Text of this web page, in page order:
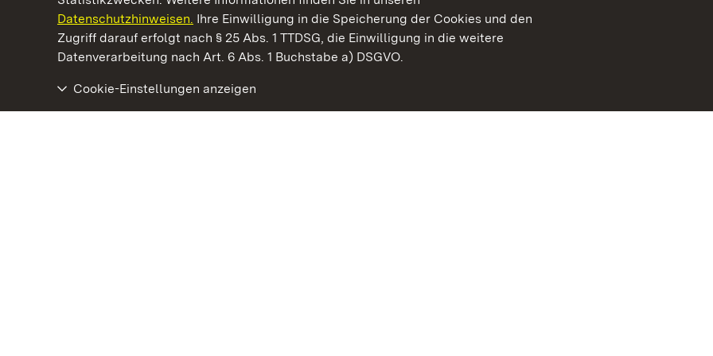
Datenschutzhinweisen. Ihre Einwilligung in die Speicherung der Cookies und den
Zugriff darauf erfolgt nach § 25 Abs. 1 TTDSG, die Einwilligung in die weitere
Datenverarbeitung nach Art. 6 Abs. 1 Buchstabe a) DSGVO.
Cookie-Einstellungen anzeigen
Kommen. Staunen. Genießen.